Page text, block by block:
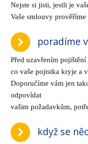
Nejste si jisti, jestli je
Vaše smlouvy
poradíme
Před uzavřením
co vaše pojistka kryje a
Doporučíme vám jen
odpovídat
vašim požadavkům,
když se